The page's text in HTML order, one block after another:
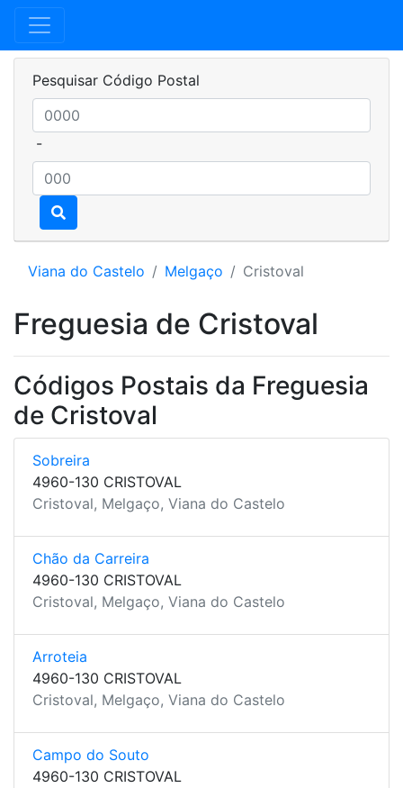
Pesquisar Código Postal
-
Viana do Castelo Melgaço Cristoval
Freguesia de Cristoval
Códigos Postais da Freguesia
de Cristoval
Sobreira
4960-130 CRISTOVAL
Cristoval, Melgaço, Viana do Castelo
Chão da Carreira
4960-130 CRISTOVAL
Cristoval, Melgaço, Viana do Castelo
Arroteia
4960-130 CRISTOVAL
Cristoval, Melgaço, Viana do Castelo
Campo do Souto
4960-130 CRISTOVAL